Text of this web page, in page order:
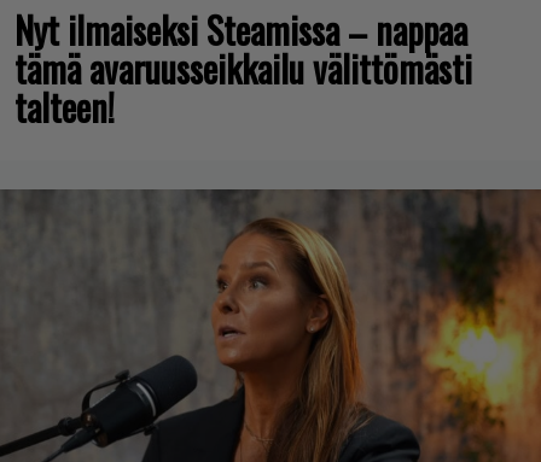
Nyt ilmaiseksi Steamissa – nappaa
tämä avaruusseikkailu välittömästi
talteen!